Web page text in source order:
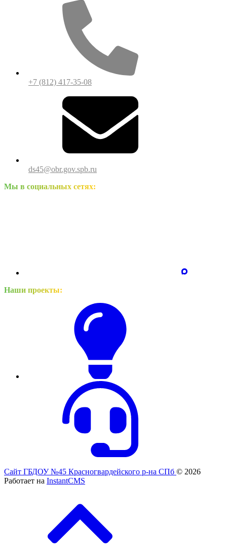
+7 (812) 417-35-08
ds45@obr.gov.spb.ru
Мы в социальных сетях:
Наши проекты:
Сайт ГБДОУ №45 Красногвардейского р-на СПб © 2026
Работает на InstantCMS